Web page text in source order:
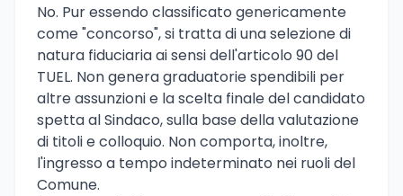
No. Pur essendo classificato genericamente
come "concorso", si tratta di una selezione di
natura fiduciaria ai sensi dell'articolo 90 del
TUEL. Non genera graduatorie spendibili per
altre assunzioni e la scelta finale del candidato
spetta al Sindaco, sulla base della valutazione
di titoli e colloquio. Non comporta, inoltre,
l'ingresso a tempo indeterminato nei ruoli del
Comune.